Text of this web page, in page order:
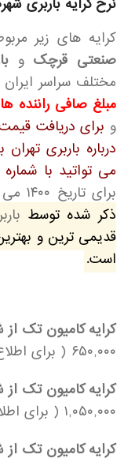
کرایه های زیر
صنعتی قرچک و
مختلف سراسر
مبلغ صافی راننده
و برای دریافت
درباره باربری
می تواتید با شماره ۸۸۹۲۶۶۲۰ تماس بگیرید
برای تاریخ ۱۴۰۰ می باشند.
ذکر شده توسط
قدیمی ترین و
است.
کرایه کامیون تک
۶۵۰,۰۰۰ ( برای اطلاع از قیمت روز
کرایه کامیون تک
۱,۰۵۰,۰۰۰ ( برای اطلاع از قیمت روز
کرایه کامیون تک